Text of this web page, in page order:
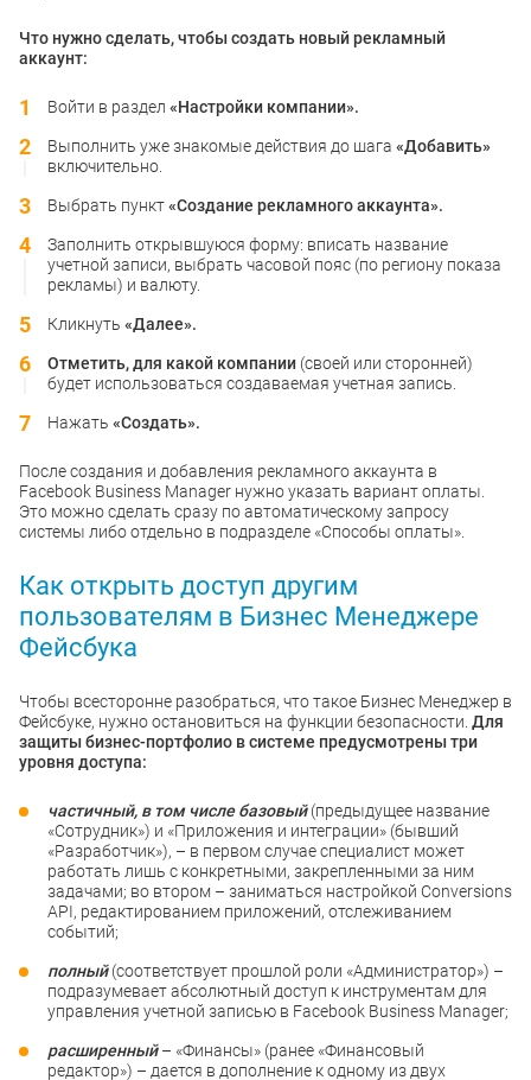
Что нужно сделать, чтобы создать новый рекламный
аккаунт:
Войти в раздел «Настройки компании».
Выполнить уже знакомые действия до шага «Добавить»
включительно.
Выбрать пункт«Создание рекламного аккаунта».
Заполнить открывшуюся форму: вписать название
учетной записи, выбрать часовой пояс (по региону показа
рекламы) и валюту.
Кликнуть «Далее».
Отметить, для какой компании (своей или сторонней)
будет использоваться создаваемая учетная запись.
Нажать «Создать».
После создания и добавления рекламного аккаунта в
Facebook Business Manager нужно указать вариант оплаты.
Это можно сделать сразу по автоматическому запросу
системы либо отдельно в подразделе «Способы оплаты».
Как открыть доступ другим
пользователям в Бизнес Менеджере
Фейсбука
Чтобы всесторонне разобраться, что такое Бизнес Менеджер в
Фейсбуке, нужно остановиться на функции безопасности. Для
защиты бизнес-портфолио в системе предусмотрены три
уровня доступа:
частичный, в том числе базовый(предыдущее название
«Сотрудник») и «Приложения и интеграции» (бывший
«Разработчик»), – в первом случае специалист может
работать лишь с конкретными, закрепленными за ним
задачами; во втором – заниматься настройкой Conversions
API, редактированием приложений, отслеживанием
событий;
полный(соответствует прошлой роли «Администратор») –
подразумевает абсолютный доступ к инструментам для
управления учетной записью в Facebook Business Manager;
расширенный– «Финансы» (ранее «Финансовый
редактор») – дается в дополнение к одному из двух